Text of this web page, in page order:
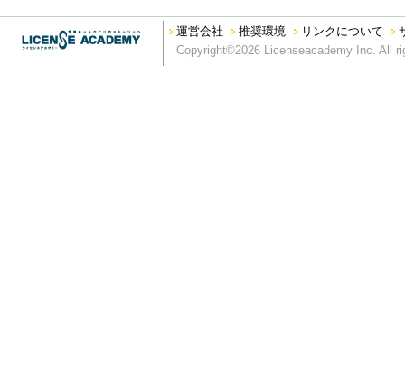
運営会社 推奨環境 リンクについて
Copyright©2026 Licenseacademy Inc. All